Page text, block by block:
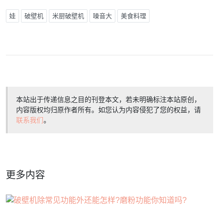
娃 破壁机 米厨破壁机 噪音大 美食料理
本站出于传递信息之目的刊登本文，若未明确标注本站原创，
内容版权均归原作者所有。如您认为内容侵犯了您的权益，请
联系我们。
更多内容